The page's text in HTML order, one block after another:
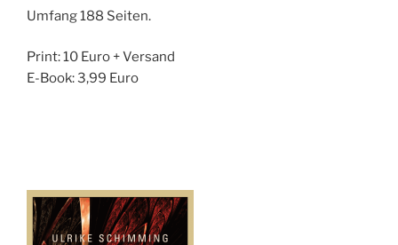
Umfang 188 Seiten.
Print: 10 Euro + Versand
E-Book: 3,99 Euro